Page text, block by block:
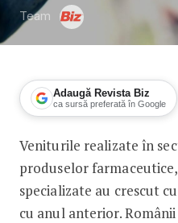
Team
Adaugă Revista Biz
ca sursă preferată în Google
Sectorul
Veniturile realizate în
produselor
specializate au crescut
cu anul anterior.